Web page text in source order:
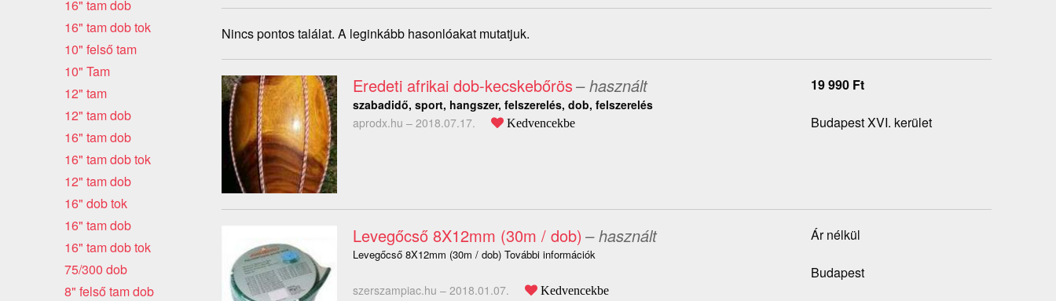
Nincs pontos találat. A leginkább hasonlóakat mutatjuk.
Eredeti afrikai dob-kecskebőrös– használt
szabadidő, sport, hangszer, felszerelés, dob, felszerelés
aprodx.hu – 2018.07.17. Kedvencekbe
19 990 Ft
Budapest XVI. kerület
Levegőcső 8X12mm (30m / dob) – használt
Levegőcső 8X12mm (30m / dob) További információk
szerszampiac.hu – 2018.01.07. Kedvencekbe
Ár nélkül
Budapest
16" tam dob
16" tam dob tok
10" felső tam
10" Tam
12" tam
12" tam dob
16" tam dob
16" tam dob tok
12" tam dob
16" dob tok
16" tam dob
16" tam dob tok
75/300 dob
8" felső tam dob